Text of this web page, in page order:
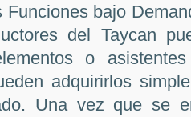
Funciones bajo
del Taycan
o
adquirirlos
Una vez que se